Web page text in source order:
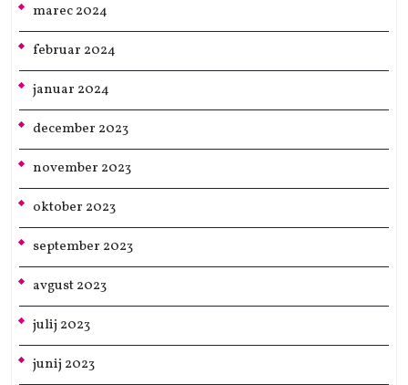
marec 2024
februar 2024
januar 2024
december 2023
november 2023
oktober 2023
september 2023
avgust 2023
julij 2023
junij 2023